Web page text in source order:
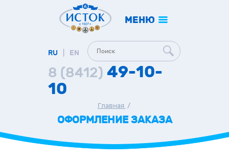
МЕНЮ
8 (8412) 49-10-
10
RU EN
Главная /
ОФОРМЛЕНИЕ ЗАКАЗА